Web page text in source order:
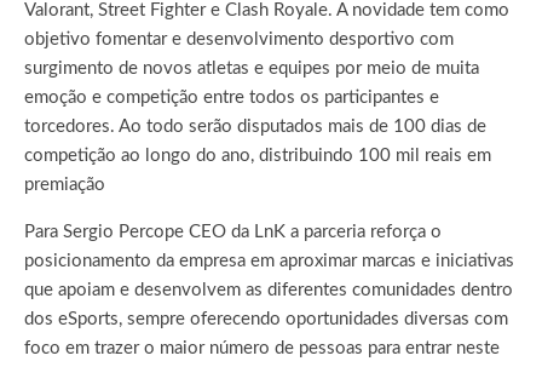
Valorant, Street Fighter e Clash Royale. A novidade tem como
objetivo fomentar e desenvolvimento desportivo com
surgimento de novos atletas e equipes por meio de muita
emoção e competição entre todos os participantes e
torcedores. Ao todo serão disputados mais de 100 dias de
competição ao longo do ano, distribuindo 100 mil reais em
premiação
Para Sergio Percope CEO da LnK a parceria reforça o
posicionamento da empresa em aproximar marcas e iniciativas
que apoiam e desenvolvem as diferentes comunidades dentro
dos eSports, sempre oferecendo oportunidades diversas com
foco em trazer o maior número de pessoas para entrar neste